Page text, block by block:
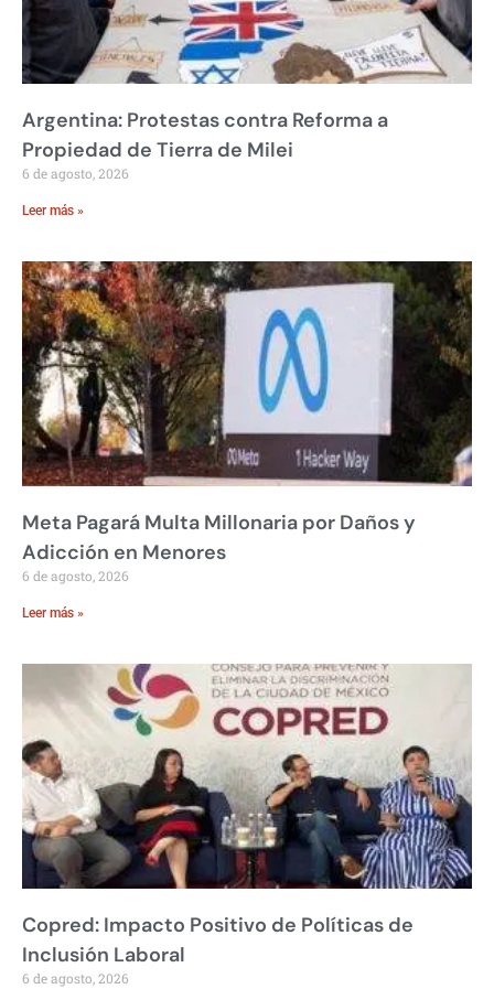
Argentina: Protestas contra Reforma a
Propiedad de Tierra de Milei
6 de agosto, 2026
Leer más »
Meta Pagará Multa Millonaria por Daños y
Adicción en Menores
6 de agosto, 2026
Leer más »
Copred: Impacto Positivo de Políticas de
Inclusión Laboral
6 de agosto, 2026